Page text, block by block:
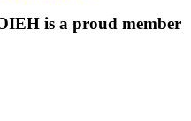
is a proud member